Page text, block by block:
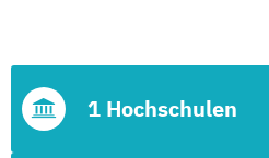
1 Hochschulen